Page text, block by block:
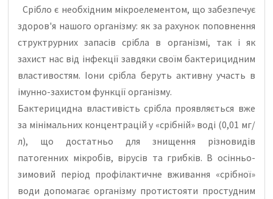
Срібло є необхідним мікроелементом, що забезпечує
здоров'я нашого організму: як за рахунок поповнення
структрурних запасів срібла в організмі, так і як
захист нас від інфекції завдяки своїм бактерицидним
властивостям. Іони срібла беруть активну участь в
імунно-захистом функції організму.
Бактерицидна властивість срібла проявляється вже
за мінімальних концентрацій у «срібній» воді (0,01 мг/
л), що достатньо для знищення різновидів
патогенних мікробів, вірусів та грибків. В осінньо-
зимовий період профілактичне вживання «срібної»
води допомагає організму протистояти простудним